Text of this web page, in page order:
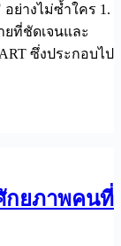
ย่างไม่ซ้ำใคร 1.
ยที่ชัดเจนและ
ซึ่งประกอบไป
กยภาพคนที่